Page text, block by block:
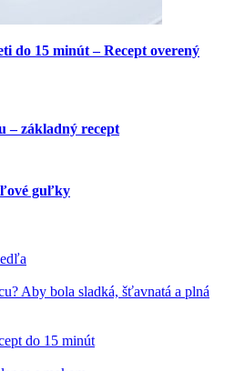
do 15 minút – Recept overený
– základný recept
guľky
Aby bola sladká, šťavnatá a plná
do 15 minút